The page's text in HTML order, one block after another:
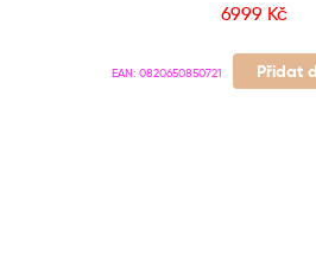
6999 Kč
EAN: 0820650850721 Přidat